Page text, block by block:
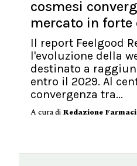
cosmesi
mercato in forte
Il report Feelgood
l'evoluzione della
destinato a
entro il 2029. Al
convergenza tra...
A cura di Redazione